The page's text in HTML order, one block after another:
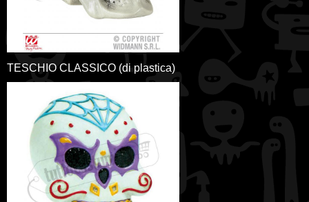
TESCHIO CLASSICO (di plastica)